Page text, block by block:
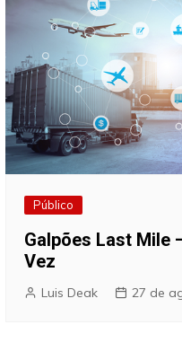
Público
Galpões Last Mile
Vez
Luis Deak 27 de